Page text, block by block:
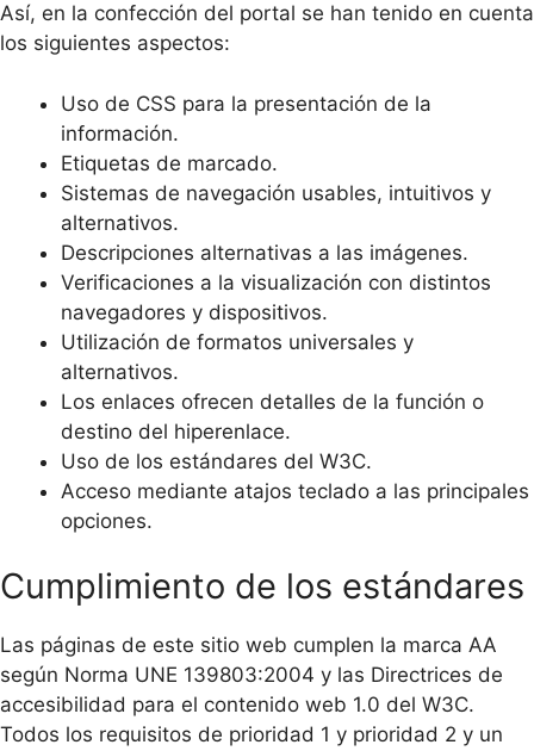
Así, en la confección del portal se han tenido en cuenta
los siguientes aspectos:
Uso de CSS para la presentación de la
información.
Etiquetas de marcado.
Sistemas de navegación usables, intuitivos y
alternativos.
Descripciones alternativas a las imágenes.
Verificaciones a la visualización con distintos
navegadores y dispositivos.
Utilización de formatos universales y
alternativos.
Los enlaces ofrecen detalles de la función o
destino del hiperenlace.
Uso de los estándares del W3C.
Acceso mediante atajos teclado a las principales
opciones.
Cumplimiento de los estándares
Las páginas de este sitio web cumplen la marca AA
según Norma UNE 139803:2004 y las Directrices de
accesibilidad para el contenido web 1.0 del W3C.
Todos los requisitos de prioridad 1 y prioridad 2 y un